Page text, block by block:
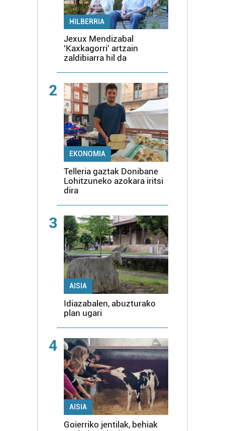
HILBERRIA
Jexux Mendizabal
'Kaxkagorri' artzain
zaldibiarra hil da
2
EKONOMIA
Telleria gaztak Donibane
Lohitzuneko azokara iritsi
dira
3
AISIA
Idiazabalen, abuzturako
plan ugari
4
AISIA
Goierriko jentilak, behiak